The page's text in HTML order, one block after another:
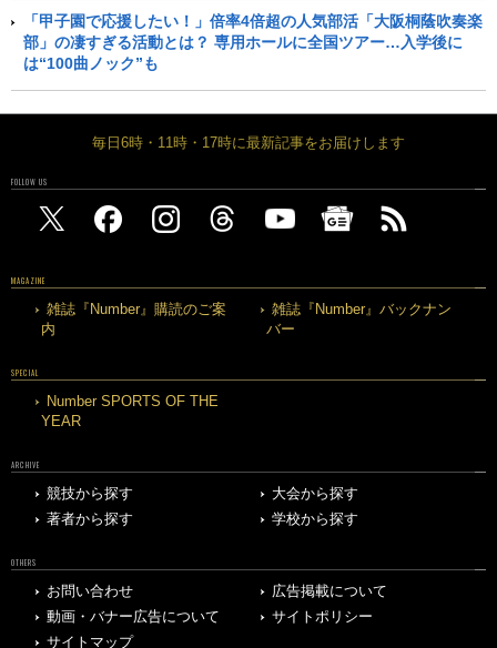
「甲子園で応援したい！」倍率4倍超の人気部活「大阪桐蔭吹奏楽
部」の凄すぎる活動とは？ 専用ホールに全国ツアー…入学後に
は“100曲ノック”も
毎日6時・11時・17時に最新記事をお届けします
FOLLOW US
MAGAZINE
雑誌『Number』購読のご案
内
雑誌『Number』バックナン
バー
SPECIAL
Number SPORTS OF THE
YEAR
ARCHIVE
競技から探す
大会から探す
著者から探す
学校から探す
OTHERS
お問い合わせ
広告掲載について
動画・バナー広告について
サイトポリシー
サイトマップ